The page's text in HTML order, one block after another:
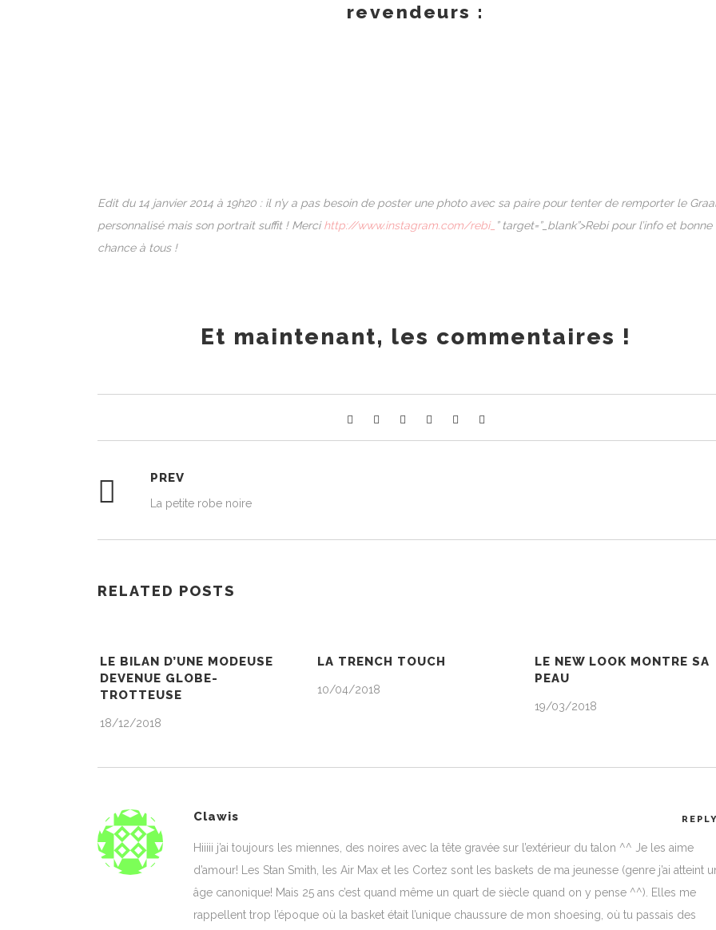
revendeurs :
Edit du 14 janvier 2014 à 19h20 : il n’y a pas besoin de poster une photo avec sa paire pour tenter de remporter le
personnalisé mais son portrait suffit ! Mercihttp://www.instagram.com/rebi_ ” target=”_blank”>Rebi pour l’info et bonne
chance à tous !
Et maintenant, les commentaires !
PREV
La petite robe noire
RELATED POSTS
LE BILAN D’UNE MODEUSE
DEVENUE GLOBE-
TROTTEUSE
18/12/2018
LA TRENCH TOUCH
10/04/2018
LE NEW LOOK MONTRE SA
PEAU
19/03/2018
Clawis REPLY
Hiiiii j’ai toujours les miennes, des noires avec la tête gravée sur l’extérieur du talon ^^ Je les aime
d’amour! Les Stan Smith, les Air Max et les Cortez sont les baskets de ma jeunesse (genre j’ai atteint
âge canonique! Mais 25 ans c’est quand même un quart de siècle quand on y pense ^^). Elles me
rappellent trop l’époque où la basket était l’unique chaussure de mon shoesing, où tu passais des